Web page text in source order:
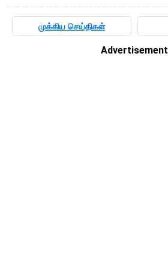
முக்கிய செய்திகள்
Advertisement